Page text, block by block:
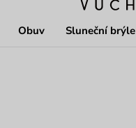
Obuv Sluneční brýle